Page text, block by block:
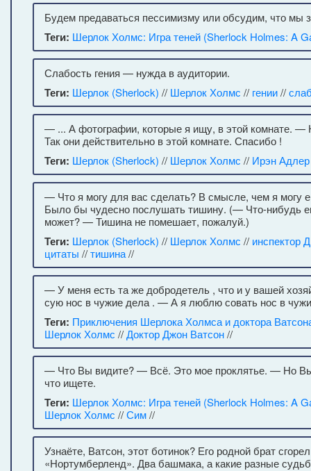
Будем предаваться пессимизму или обсудим, что мы
Теги: Шерлок Холмс: Игра теней (Sherlock Holmes: A
Слабость гения — нужда в аудитории.
Теги: Шерлок (Sherlock) // Шерлок Холмс // гении//
— ... А фотографии, которые я ищу, в этой комнате.
Так они действительно в этой комнате. Спасибо !
Теги: Шерлок (Sherlock) // Шерлок Холмс // Ирэн Адлер
— Что я могу для вас сделать? В смысле, чем я могу
Было бы чудесно послушать тишину. (— Что-нибудь
может? — Тишина не помешает, пожалуй.)
Теги: Шерлок (Sherlock) // Шерлок Холмс // инспектор
цитаты //тишина//
— У меня есть та же добродетель , что и у вашей
сую нос в чужие дела . — А я люблю совать нос в
Теги: Приключения Шерлока Холмса и доктора
Шерлок Холмс //Доктор Джон Ватсон//
— Что Вы видите? — Всё. Это мое проклятье. — Но Вы
что ищете.
Теги: Шерлок Холмс: Игра теней (Sherlock Holmes: A
Шерлок Холмс //Сим//
Узнаёте, Ватсон, этот ботинок? Его родной брат
«Нортумберленд». Два башмака, а какие разные